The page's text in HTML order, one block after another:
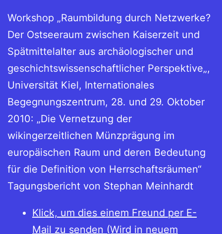
Workshop „Raumbildung durch Netzwerke?
Der Ostseeraum zwischen Kaiserzeit und
Spätmittelalter aus archäologischer und
geschichtswissenschaftlicher Perspektive„,
Universität Kiel, Internationales
Begegnungszentrum, 28. und 29. Oktober
2010: „Die Vernetzung der
wikingerzeitlichen Münzprägung im
europäischen Raum und deren Bedeutung
für die Definition von Herrschaftsräumen“
Tagungsbericht von Stephan Meinhardt
Klick, um dies einem Freund per E-
Mail zu senden (Wird in neuem